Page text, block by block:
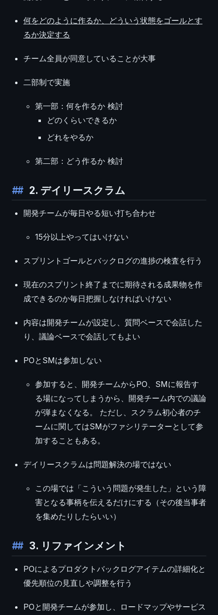
何をどのように作るか、どういう状態をゴールとす
るか決定する
チーム全員が同意していることが大事
二部制で実施
第一部：何を作るか 検討
どのくらいできるか
どれをやるか
第二部：どう作るか 検討
2. デイリースクラム
開発チームが毎日やる短い打ち合わせ
15分以上やってはいけない
スプリントゴールとバックログの進捗の検査を行う
現在のスプリント終了までに期待される成果物を作
成できるのか毎日把握しなければいけない
内容は開発チームが設定し、質問ベースで会話した
り、議論ベースで会話してもよい
POとSMは参加しない
参加すると、開発チームからPO、SMに報告す
る場になってしまうから、開発チーム内での議論
が弾まなくなる。 ただし、スクラム初心者のチ
ームに関してはSMがファシリテーターとして参
加することもある。
デイリースクラムは問題解決の場ではない
この場では「こういう問題が発生した」という障
害となる事柄を伝えるだけにする（その後当事者
を集めたりしたらいい）
3. リファインメント
POによるプロダクトバックログアイテムの詳細化と
優先順位の見直しや調整を行う
POと開発チームが参加し、ロードマップやサービス